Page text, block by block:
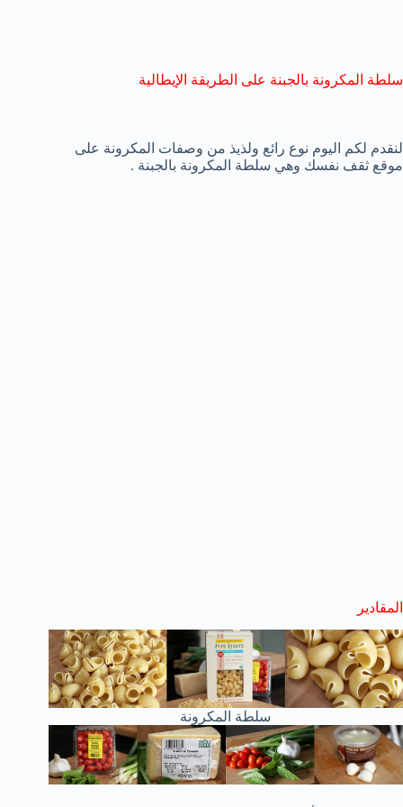
سلطة المكرونة بالجبنة على الطريقة الإيطالية
لنقدم لكم اليوم نوع رائع ولذيذ من وصفات المكرونة على
موقع ثقف نفسك وهي سلطة المكرونة بالجبنة .
المقادير
سلطة المكرونة